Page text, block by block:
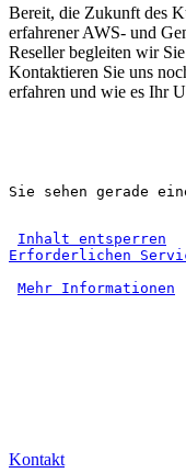
Bereit, die Zukunft des
erfahrener AWS- und
Reseller begleiten wir
Kontaktieren Sie uns
erfahren und wie es Ihr
Sie sehen gerade
Inhalt entsperren
Erforderlichen
Mehr Informationen
Kontakt